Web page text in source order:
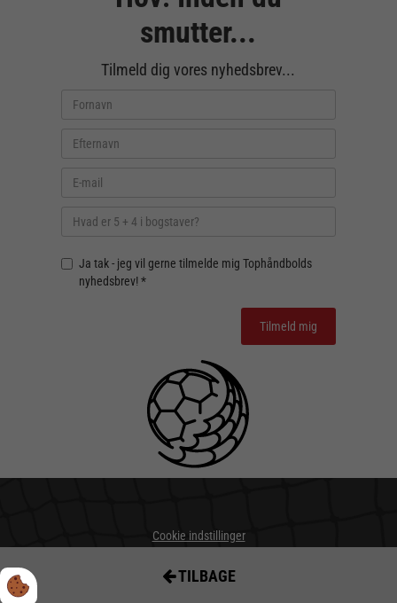
TILBAGE
smutter...
Tilmeld dig vores nyhedsbrev...
Ja tak - jeg vil gerne tilmelde mig Tophåndbolds
nyhedsbrev! *
Cookie indstillinger